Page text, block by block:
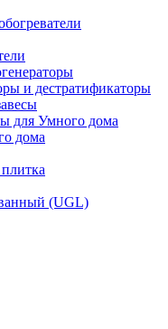
и дестратификаторы
для Умного дома
дома
(UGL)